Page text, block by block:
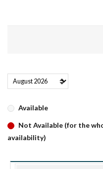
Available
Not Available (for the
availability)